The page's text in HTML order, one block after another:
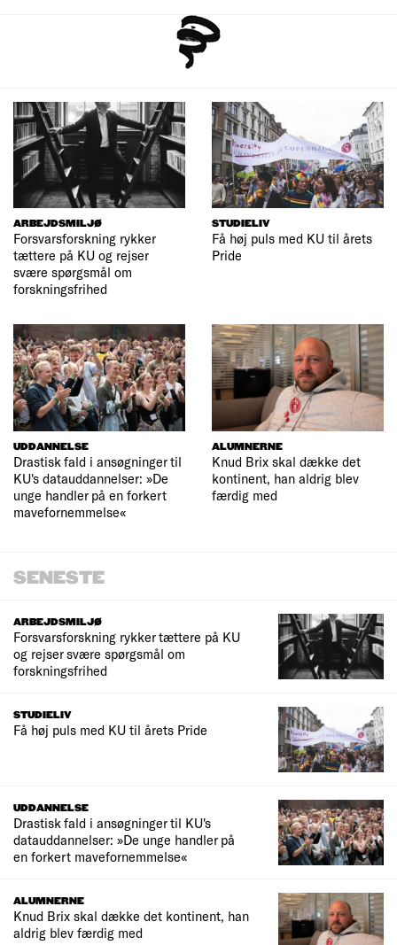
ARBEJDSMILJØ
Forsvarsforskning rykker
tættere på KU og rejser
svære spørgsmål om
forskningsfrihed
STUDIELIV
Få høj puls med KU til årets
Pride
UDDANNELSE
Drastisk fald i ansøgninger til
KU's datauddannelser: »De
unge handler på en forkert
mavefornemmelse«
ALUMNERNE
Knud Brix skal dække det
kontinent, han aldrig blev
færdig med
SENESTE
ARBEJDSMILJØ
Forsvarsforskning rykker tættere på KU
og rejser svære spørgsmål om
forskningsfrihed
STUDIELIV
Få høj puls med KU til årets Pride
UDDANNELSE
Drastisk fald i ansøgninger til KU's
datauddannelser: »De unge handler på
en forkert mavefornemmelse«
ALUMNERNE
Knud Brix skal dække det kontinent, han
aldrig blev færdig med